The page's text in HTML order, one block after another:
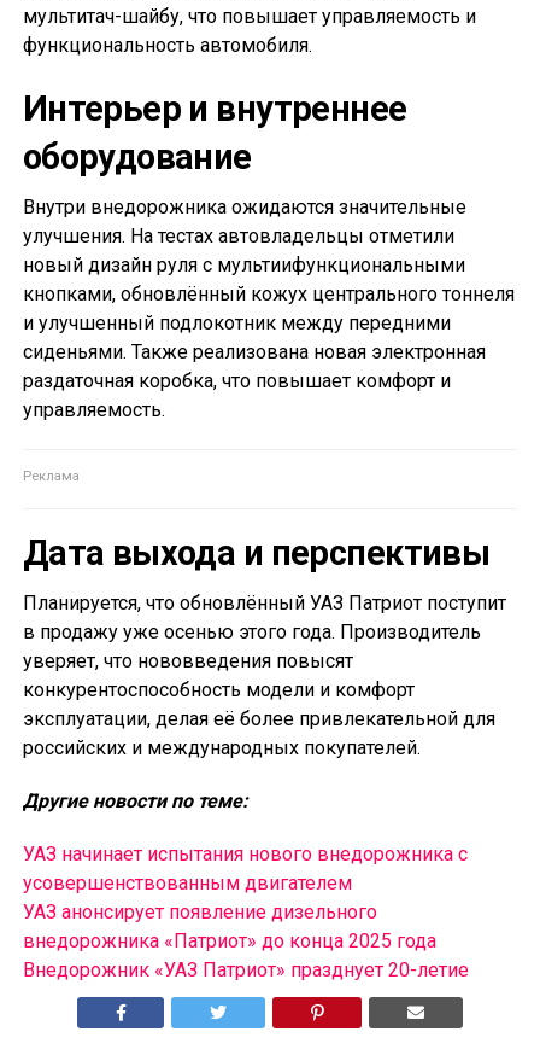
мультитач-шайбу, что повышает управляемость и
функциональность автомобиля.
Интерьер и внутреннее
оборудование
Внутри внедорожника ожидаются значительные
улучшения. На тестах автовладельцы отметили
новый дизайн руля с мультиифункциональными
кнопками, обновлённый кожух центрального тоннеля
и улучшенный подлокотник между передними
сиденьями. Также реализована новая электронная
раздаточная коробка, что повышает комфорт и
управляемость.
Дата выхода и перспективы
Планируется, что обновлённый УАЗ Патриот поступит
в продажу уже осенью этого года. Производитель
уверяет, что нововведения повысят
конкурентоспособность модели и комфорт
эксплуатации, делая её более привлекательной для
российских и международных покупателей.
Другие новости по теме:
УАЗ начинает испытания нового внедорожника с
усовершенствованным двигателем
УАЗ анонсирует появление дизельного
внедорожника «Патриот» до конца 2025 года
Внедорожник «УАЗ Патриот» празднует 20-летие